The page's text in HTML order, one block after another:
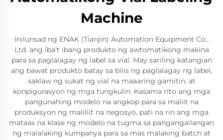
Machine
Inilunsad ng ENAK (Tianjin) Automation Equipment Co.,
Ltd. ang iba't ibang produkto ng awtomatikong makina
para sa paglalagay ng label sa vial. May sariling katangian
ang bawat produkto batay sa bilis ng paglalagay ng label,
saklaw ng sukat ng vial na maaaring gamitin, at
konpigurasyon ng mga tungkulin. Kasama rito ang mga
pangunahing modelo na angkop para sa maliit na
produksyon ng maliliit na negosyo, pati na rin ang mga
mataas na klase ng modelo na tugma sa pangangailangan
ng malalaking kumpanya para sa mas malaking batch at